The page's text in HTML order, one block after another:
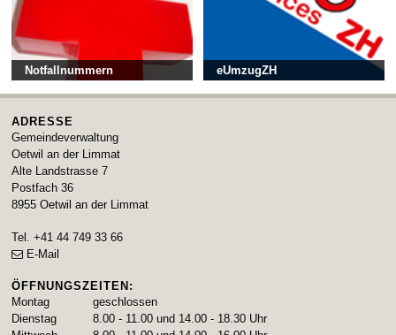
Notfallnummern eUmzugZH
ADRESSE
Gemeindeverwaltung
Oetwil an der Limmat
Alte Landstrasse 7
Postfach 36
8955 Oetwil an der Limmat
Tel.+41 44 749 33 66
E-Mail
ÖFFNUNGSZEITEN:
Montag
geschlossen
Dienstag
8.00 - 11.00 und 14.00 - 18.30 Uhr